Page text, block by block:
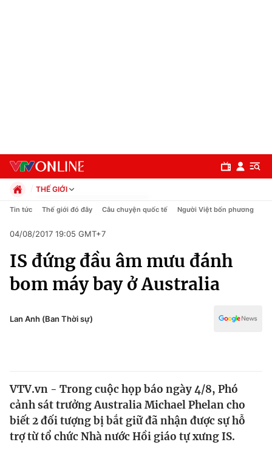
Chuyên mục
Chính trị
Thế giới
Tin tức
THẾ GIỚI
Chính trị
Pháp luật
Kinh tế
Thể thao
Truyền hình
Y tế
Tin tức Thế giới đó đây Câu chuyện quốc tế Người Việt bốn phương
04/08/2017 19:05 GMT+7
IS đứng đầu âm mưu đánh
bom máy bay ở Australia
Lan Anh (Ban Thời sự)
VTV.vn - Trong cuộc họp báo ngày 4/8, Phó
cảnh sát trưởng Australia Michael Phelan cho
biết 2 đối tượng bị bắt giữ đã nhận được sự hỗ
trợ từ tổ chức Nhà nước Hồi giáo tự xưng IS.